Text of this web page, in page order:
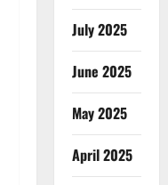
July 2025
June 2025
May 2025
April 2025